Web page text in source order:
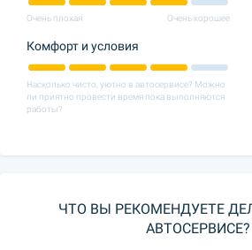
Очень плохая Очень хорошее
Комфорт и условия
Насколько чисто, уютно в автосервисе? Можно
ли приятно провести время пока выполняются
работы?
ЧТО ВЫ РЕКОМЕНДУЕТЕ
АВТОСЕРВИСЕ?